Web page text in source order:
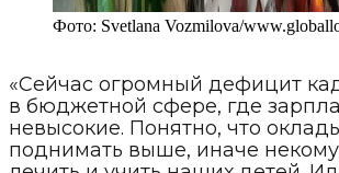
Фото: Svetlana Vozmilova/
«Сейчас огромный дефицит
в бюджетной сфере, где
невысокие. Понятно, что
поднимать выше, иначе